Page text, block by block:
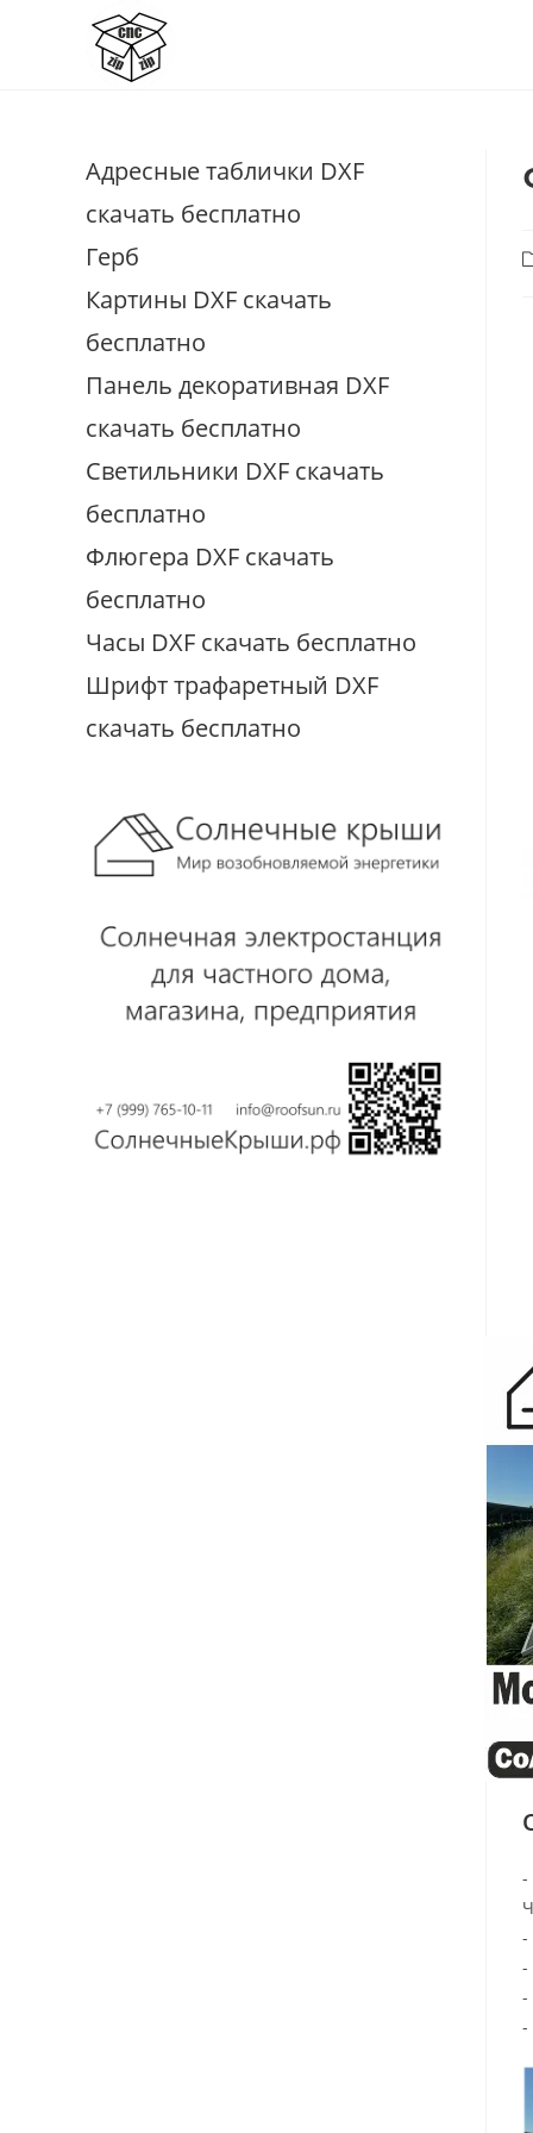
содержимому
Адресные таблички DXF
скачать бесплатно
Герб
Картины DXF скачать
бесплатно
Панель декоративная DXF
скачать бесплатно
Светильники DXF скачать
бесплатно
Флюгера DXF скачать
бесплатно
Часы DXF скачать бесплатно
Шрифт трафаретный DXF
скачать бесплатно
-
-
-
-
-